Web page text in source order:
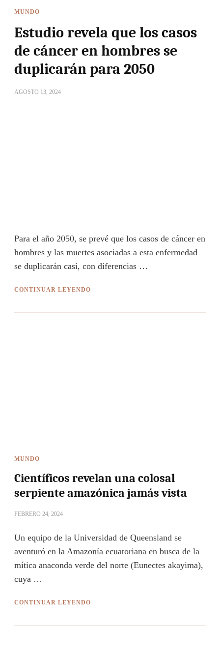
MUNDO
Estudio revela que los casos
de cáncer en hombres se
duplicarán para 2050
AGOSTO 13, 2024
Para el año 2050, se prevé que los casos de cáncer en
hombres y las muertes asociadas a esta enfermedad
se duplicarán casi, con diferencias …
CONTINUAR LEYENDO
MUNDO
Científicos revelan una colosal
serpiente amazónica jamás vista
FEBRERO 24, 2024
Un equipo de la Universidad de Queensland se
aventuró en la Amazonía ecuatoriana en busca de la
mítica anaconda verde del norte (Eunectes akayima),
cuya …
CONTINUAR LEYENDO